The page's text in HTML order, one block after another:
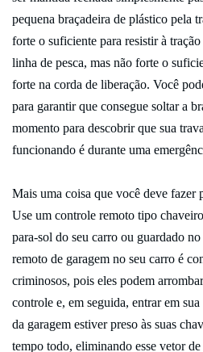
pequena braçadeira de plástico pela
forte o suficiente para resistir à
linha de pesca, mas não forte o
forte na corda de liberação. Você
para garantir que consegue soltar a
momento para descobrir que sua
funcionando é durante uma
Mais uma coisa que você deve fazer
Use um controle remoto tipo
para-sol do seu carro ou guardado
remoto de garagem no seu carro é
criminosos, pois eles podem
controle e, em seguida, entrar em
da garagem estiver preso às suas
tempo todo, eliminando esse vetor